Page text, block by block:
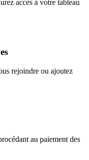
accès à votre tableau
rejoindre ou ajoutez
au paiement des